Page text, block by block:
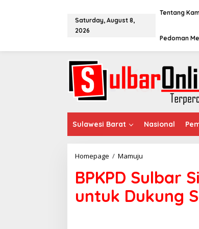
o
Saturday, August 8,
2026
Tentang
Pedoman
Sulawesi Barat Nasional
Homepage / Mamuju
K
P
D
S
BPKPD Sulbar
untuk Dukung